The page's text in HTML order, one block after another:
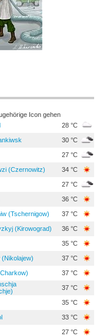
Icon gehen
28 °C
30 °C
27 °C
(Czernowitz) 34 °C
27 °C
36 °C
(Tschernigow) 37 °C
(Kirowograd) 36 °C
35 °C
(Nikolajew) 37 °C
37 °C
37 °C
35 °C
33 °C
27 °C